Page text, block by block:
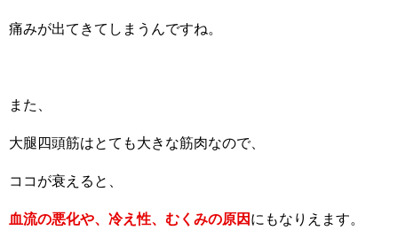
痛みが出てきてしまうんですね。
また、
大腿四頭筋はとても大きな筋肉なので、
ココが衰えると、
血流の悪化や、冷え性、むくみの原因 にもなりえます。